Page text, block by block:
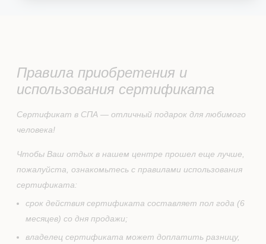
Правила приобретения и
использования сертификата
Сертификат в СПА — отличный подарок для любимого
человека!
Чтобы Ваш отдых в нашем центре прошел еще лучше,
пожалуйста, ознакомьтесь с правилами использования
сертификата:
срок действия сертификата составляет пол года (6
месяцев) со дня продажи;
владелец сертификата может доплатить разницу,